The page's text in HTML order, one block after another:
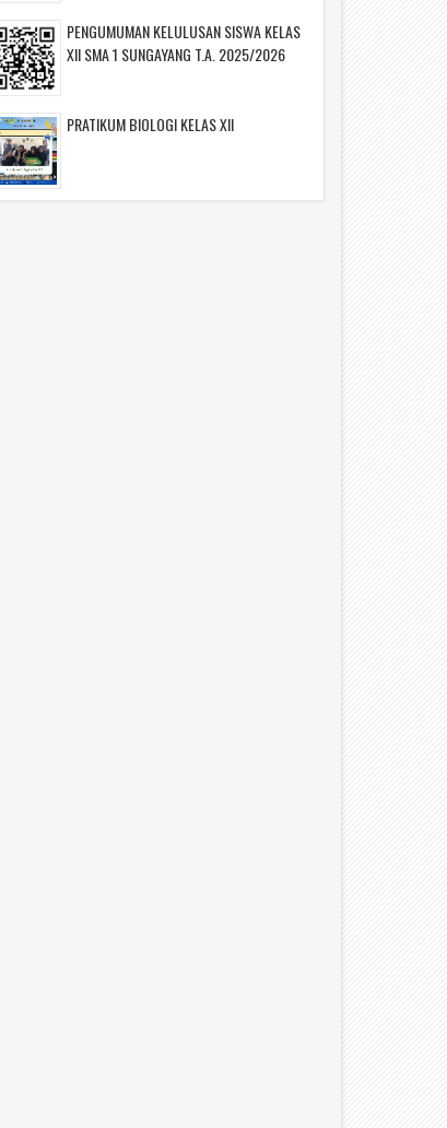
PENGUMUMAN KELULUSAN SISWA KELAS
XII SMA 1 SUNGAYANG T.A. 2025/2026
PRATIKUM BIOLOGI KELAS XII